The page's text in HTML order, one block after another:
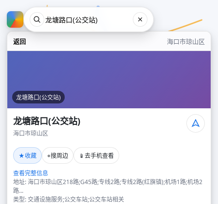
返回 海口市琼山区
龙塘路口(公交站)
龙塘路口(公交站)
海口市琼山区
★收藏 ⌖搜周边 📱 去手机查看
查看完整信息
地址: 海口市琼山区218路;G45路;专线2路;专线2路(红旗镇);机场1路;机场2
路...
类型: 交通设施服务;公交车站;公交车站相关